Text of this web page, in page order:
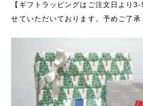
【ギフトラッピングはご注文日より
せていただいております。予めご了承